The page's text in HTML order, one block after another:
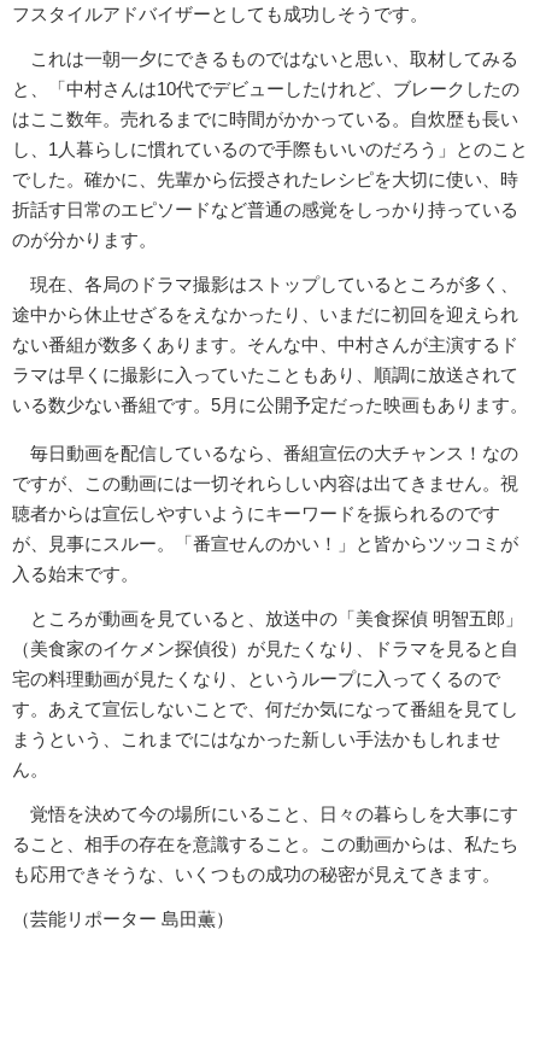
フスタイルアドバイザーとしても成功しそうです。
これは一朝一夕にできるものではないと思い、取材してみる
と、「中村さんは10代でデビューしたけれど、ブレークしたの
はここ数年。売れるまでに時間がかかっている。自炊歴も長い
し、1人暮らしに慣れているので手際もいいのだろう」とのこと
でした。確かに、先輩から伝授されたレシピを大切に使い、時
折話す日常のエピソードなど普通の感覚をしっかり持っている
のが分かります。
現在、各局のドラマ撮影はストップしているところが多く、
途中から休止せざるをえなかったり、いまだに初回を迎えられ
ない番組が数多くあります。そんな中、中村さんが主演するド
ラマは早くに撮影に入っていたこともあり、順調に放送されて
いる数少ない番組です。5月に公開予定だった映画もあります。
毎日動画を配信しているなら、番組宣伝の大チャンス！なの
ですが、この動画には一切それらしい内容は出てきません。視
聴者からは宣伝しやすいようにキーワードを振られるのです
が、見事にスルー。「番宣せんのかい！」と皆からツッコミが
入る始末です。
ところが動画を見ていると、放送中の「美食探偵 明智五郎」
（美食家のイケメン探偵役）が見たくなり、ドラマを見ると自
宅の料理動画が見たくなり、というループに入ってくるので
す。あえて宣伝しないことで、何だか気になって番組を見てし
まうという、これまでにはなかった新しい手法かもしれませ
ん。
覚悟を決めて今の場所にいること、日々の暮らしを大事にす
ること、相手の存在を意識すること。この動画からは、私たち
も応用できそうな、いくつもの成功の秘密が見えてきます。
（芸能リポーター 島田薫）